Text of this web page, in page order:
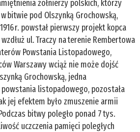
żołnierzy polskich, którzy
bitwie pod Olszynką Grochowską,
r. powstał pierwszy projekt kopca
ul. Traczy na terenie Rembertowa
Powstania Listopadowego,
Warszawy wciąż nie może dojść
Grochowską, jedna
listopadowego, pozostała
jej efektem było zmuszenie armii
bitwy poległo ponad 7 tys.
uczczenia pamięci poległych